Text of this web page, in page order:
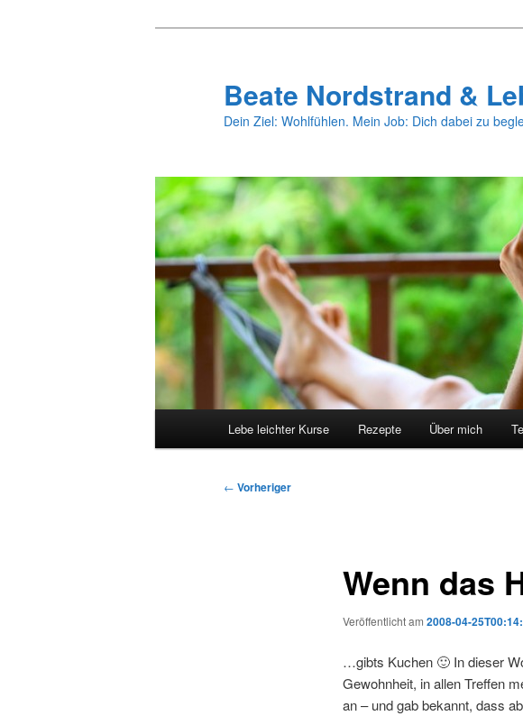
Beate Nordstrand &
Dein Ziel: Wohlfühlen. Mein Job: Dich dabei zu
Lebe leichter Kurse Rezepte Über mich
Beitragsnavigation
← Vorheriger
Wenn das
Veröffentlicht am 2008-04-
…gibts Kuchen 🙂 In dieser
Gewohnheit, in allen Treffen
an – und gab bekannt, dass